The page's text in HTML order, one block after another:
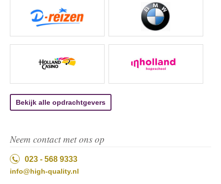
Bekijk alle opdrachtgevers
Neem contact met ons op
023 - 568 9333
info@high-quality.nl